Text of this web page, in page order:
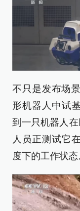
不只是发布场
形机器人中试
到一只机器人
人员正测试它
度下的工作状态